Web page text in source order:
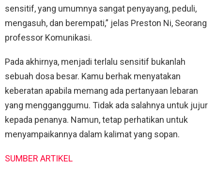
sensitif, yang umumnya sangat penyayang, peduli,
mengasuh, dan berempati,” jelas Preston Ni, Seorang
professor Komunikasi.
Pada akhirnya, menjadi terlalu sensitif bukanlah
sebuah dosa besar. Kamu berhak menyatakan
keberatan apabila memang ada pertanyaan lebaran
yang mengganggumu. Tidak ada salahnya untuk jujur
kepada penanya. Namun, tetap perhatikan untuk
menyampaikannya dalam kalimat yang sopan.
SUMBER ARTIKEL